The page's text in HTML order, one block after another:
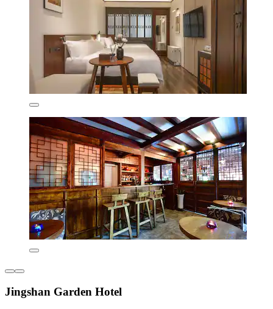
Jingshan Garden Hotel